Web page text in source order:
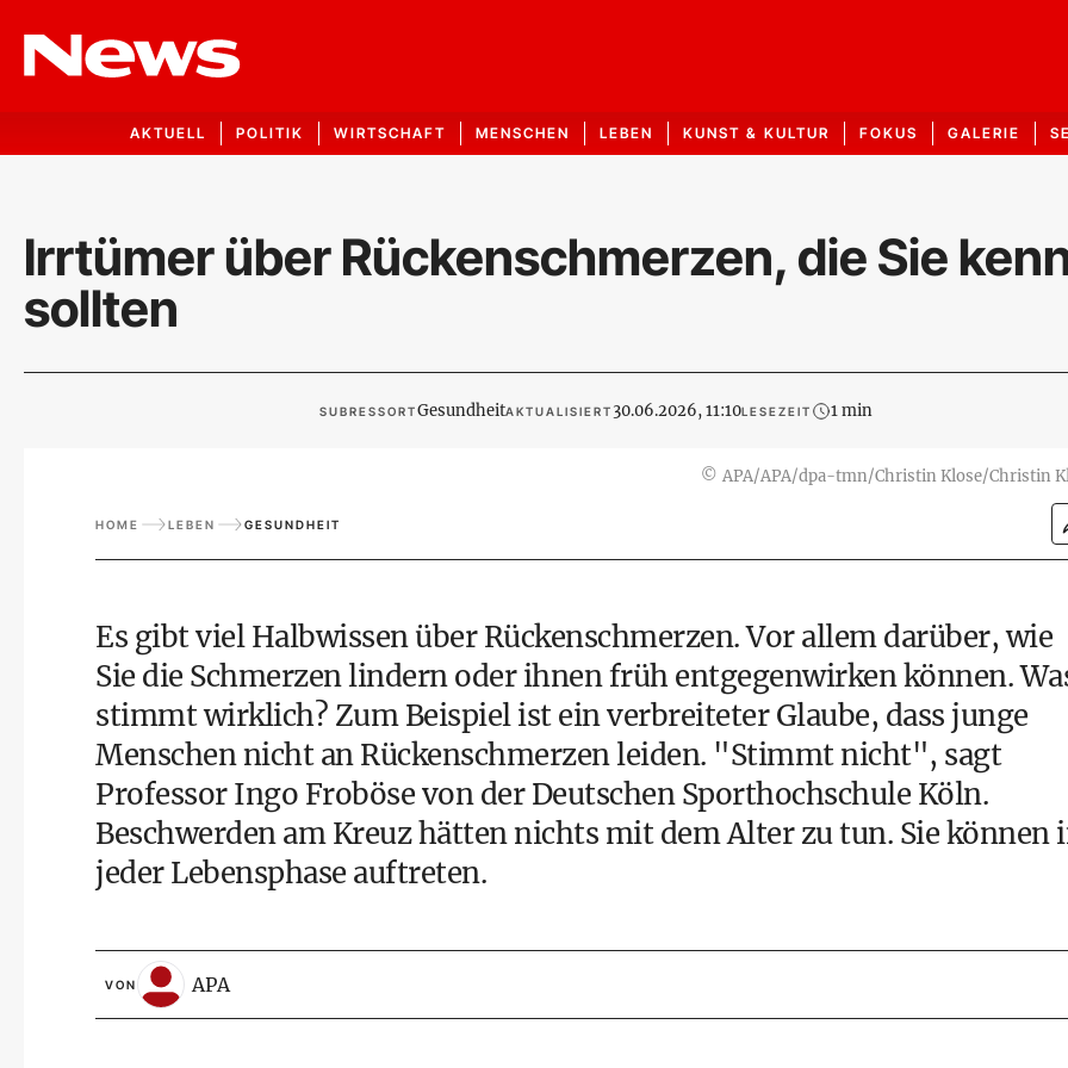
AKTUELL POLITIK WIRTSCHAFT MENSCHEN LEBEN KUNST & KULTUR FOKUS GALERIE
Irrtümer über Rückenschmerzen, die Sie
sollten
SUBRESSORTGesundheitAKTUALISIERT 30.06.2026, 11:10LESEZEIT 1 min
© APA/APA/dpa-tmn/Christin Klose/Christin
HOME LEBEN GESUNDHEIT
Es gibt viel Halbwissen über Rückenschmerzen. Vor allem darüber, wie
Sie die Schmerzen lindern oder ihnen früh entgegenwirken können.
stimmt wirklich? Zum Beispiel ist ein verbreiteter Glaube, dass junge
Menschen nicht an Rückenschmerzen leiden. "Stimmt nicht", sagt
Professor Ingo Froböse von der Deutschen Sporthochschule Köln.
Beschwerden am Kreuz hätten nichts mit dem Alter zu tun. Sie können
jeder Lebensphase auftreten.
VON APA